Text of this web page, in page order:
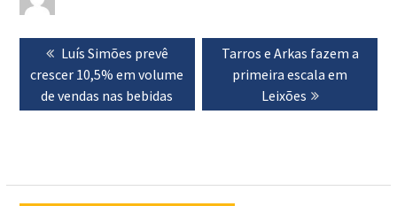
Navegação
artigos
Previous
post:
Luís Simões prevê
crescer 10,5% em volume
de vendas nas bebidas
Next
post:
Tarros e Arkas fazem a
primeira escala em
Leixões